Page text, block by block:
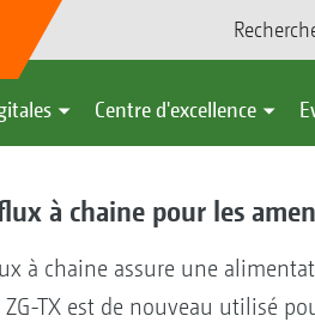
Centre d'excellence
à chaine pour les
à chaine assure une
TX est de nouveau utilisé